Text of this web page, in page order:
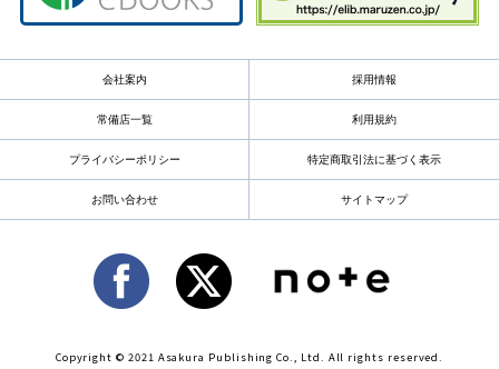
会社案内 採用情報
常備店一覧 利用規約
プライバシーポリシー 特定商取引法に基づく表示
お問い合わせ サイトマップ
Copyright © 2021 Asakura Publishing Co., Ltd. All rights reserved.